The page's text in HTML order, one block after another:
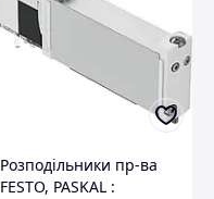
Розподільники пр-ва
FESTO, PASKAL :